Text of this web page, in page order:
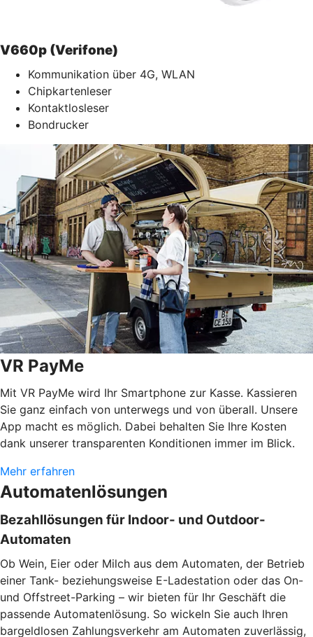
V660p (Verifone)
Kommunikation über 4G, WLAN
Chipkartenleser
Kontaktlosleser
Bondrucker
VR PayMe
Mit VR PayMe wird Ihr Smartphone zur Kasse. Kassieren
Sie ganz einfach von unterwegs und von überall. Unsere
App macht es möglich. Dabei behalten Sie Ihre Kosten
dank unserer transparenten Konditionen immer im Blick.
Mehr erfahren
Automatenlösungen
Bezahllösungen für Indoor- und Outdoor-
Automaten
Ob Wein, Eier oder Milch aus dem Automaten, der Betrieb
einer Tank- beziehungsweise E-Ladestation oder das On-
und Offstreet-Parking – wir bieten für Ihr Geschäft die
passende Automatenlösung. So wickeln Sie auch Ihren
bargeldlosen Zahlungsverkehr am Automaten zuverlässig,